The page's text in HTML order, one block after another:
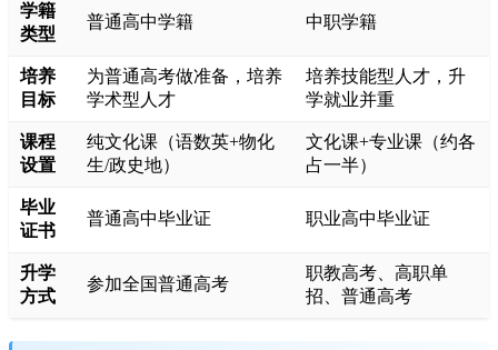
学籍
类型
普通高中学籍 中职学籍
培养
目标
为普通高考做准备，培养
学术型人才
培养技能型人才，升
学就业并重
课程
设置
纯文化课（语数英+物化
生/政史地）
文化课+专业课（约各
占一半）
毕业
证书
普通高中毕业证 职业高中毕业证
升学
方式
参加全国普通高考
职教高考、高职单
招、普通高考